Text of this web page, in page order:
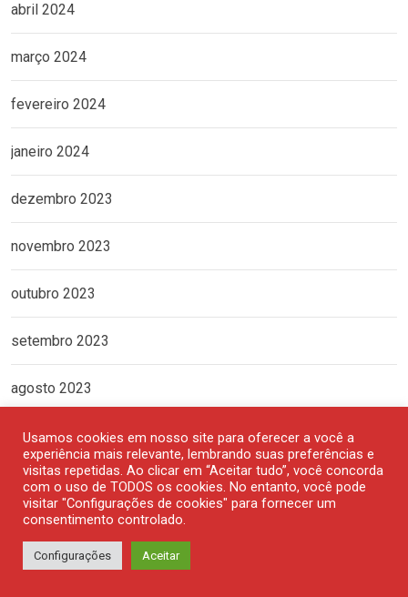
abril 2024
março 2024
fevereiro 2024
janeiro 2024
dezembro 2023
novembro 2023
outubro 2023
setembro 2023
agosto 2023
julho 2023
junho 2023
maio 2023
Usamos cookies em nosso site para oferecer a você a
experiência mais relevante, lembrando suas preferências e
visitas repetidas. Ao clicar em “Aceitar tudo”, você concorda
com o uso de TODOS os cookies. No entanto, você pode
visitar "Configurações de cookies" para fornecer um
consentimento controlado.
Configurações Aceitar